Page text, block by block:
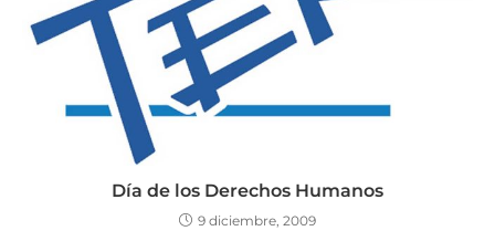
Día de los Derechos Humanos
9 diciembre, 2009